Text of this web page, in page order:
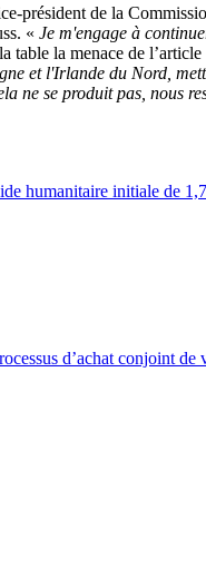
président de la
« Je m'engage à
table la menace de
et l'Irlande du Nord,
ne se produit pas, nous
humanitaire initiale de
d’achat conjoint